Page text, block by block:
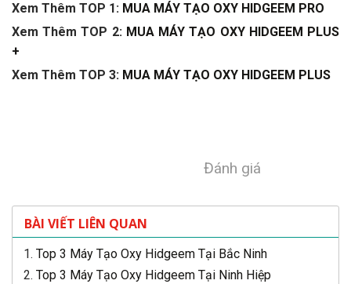
Xem Thêm TOP 1: MUA MÁY TẠO OXY HIDGEEM PRO
Xem Thêm TOP 2: MUA MÁY TẠO OXY HIDGEEM PLUS
+
Xem Thêm TOP 3: MUA MÁY TẠO OXY HIDGEEM PLUS
Đánh giá
BÀI VIẾT LIÊN QUAN
Top 3 Máy Tạo Oxy Hidgeem Tại Bắc Ninh
Top 3 Máy Tạo Oxy Hidgeem Tại Ninh Hiệp